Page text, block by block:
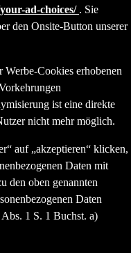
ad-choices/ . Sie
den Onsite-Button unserer
Cookies erhobenen
ist eine direkte
nicht mehr möglich.
auf „akzeptieren“ klicken,
Daten mit
den oben genannten
Daten
1 S. 1 Buchst. a)